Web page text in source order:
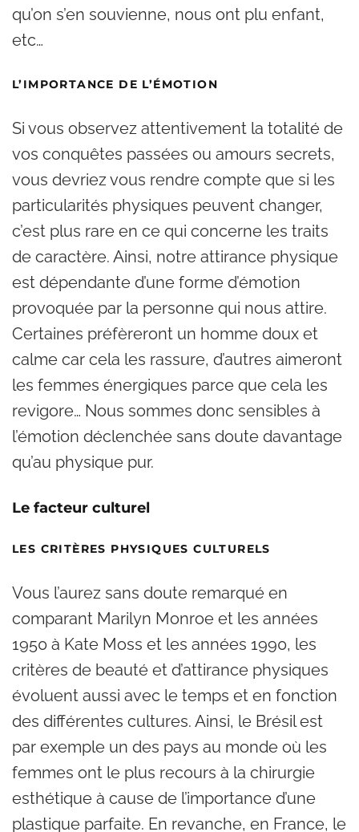
qu’on s’en souvienne, nous ont plu enfant,
etc…
L’IMPORTANCE DE L’ÉMOTION
Si vous observez attentivement la totalité de
vos conquêtes passées ou amours secrets,
vous devriez vous rendre compte que si les
particularités physiques peuvent changer,
c’est plus rare en ce qui concerne les traits
de caractère. Ainsi, notre attirance physique
est dépendante d’une forme d’émotion
provoquée par la personne qui nous attire.
Certaines préfèreront un homme doux et
calme car cela les rassure, d’autres aimeront
les femmes énergiques parce que cela les
revigore… Nous sommes donc sensibles à
l’émotion déclenchée sans doute davantage
qu’au physique pur.
Le facteur culturel
LES CRITÈRES PHYSIQUES CULTURELS
Vous l’aurez sans doute remarqué en
comparant Marilyn Monroe et les années
1950 à Kate Moss et les années 1990, les
critères de beauté et d’attirance physiques
évoluent aussi avec le temps et en fonction
des différentes cultures. Ainsi, le Brésil est
par exemple un des pays au monde où les
femmes ont le plus recours à la chirurgie
esthétique à cause de l’importance d’une
plastique parfaite. En revanche, en France, le